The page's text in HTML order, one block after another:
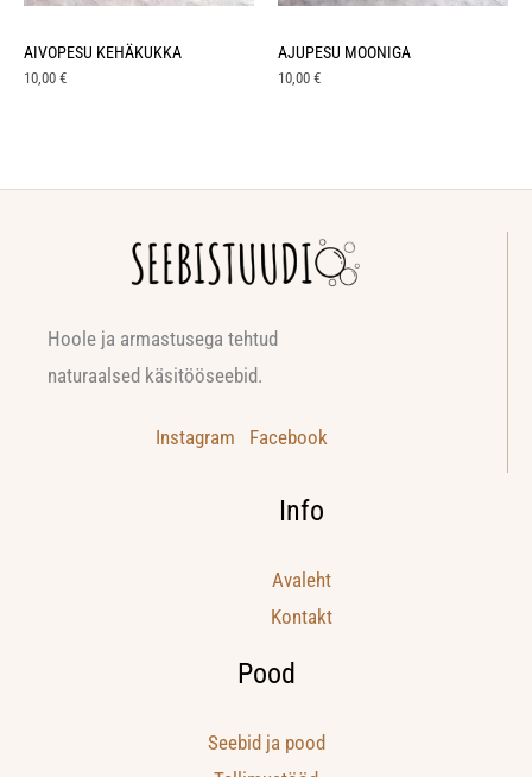
AIVOPESU KEHÄKUKKA
10,00 €
AJUPESU MOONIGA
10,00 €
Hoole ja armastusega tehtud
naturaalsed käsitööseebid.
Instagram Facebook
Info
Avaleht
Kontakt
Pood
Seebid ja pood